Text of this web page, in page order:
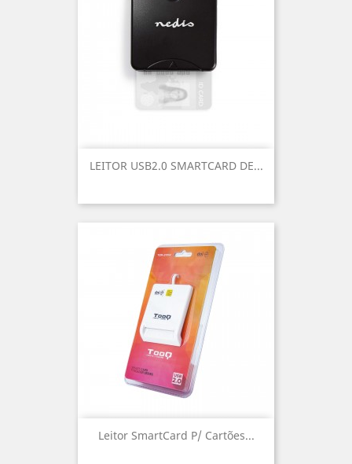
LEITOR USB2.0 SMARTCARD DE...
Leitor SmartCard P/ Cartões...